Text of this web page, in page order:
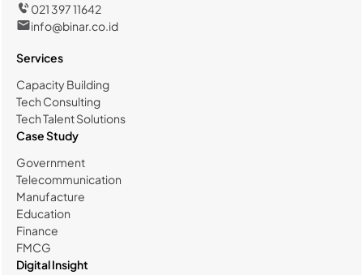
021 397 11642
info@binar.co.id
Services
Capacity Building
Tech Consulting
Tech Talent Solutions
Case Study
Government
Telecommunication
Manufacture
Education
Finance
FMCG
Digital Insight